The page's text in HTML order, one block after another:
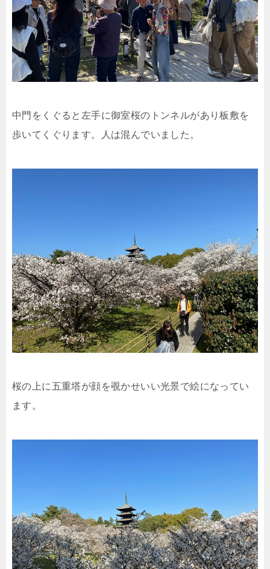
中門をくぐると左手に御室桜のトンネルがあり板敷を
歩いてくぐります。人は混んでいました。
桜の上に五重塔が顔を覗かせいい光景で絵になってい
ます。